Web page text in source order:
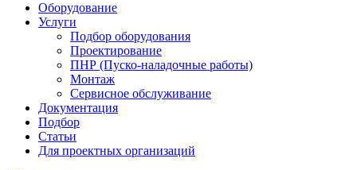
Оборудование
Услуги
Подбор оборудования
Проектирование
ПНР (Пуско-наладочные работы)
Монтаж
Сервисное обслуживание
Документация
Подбор
Статьи
Для проектных организаций